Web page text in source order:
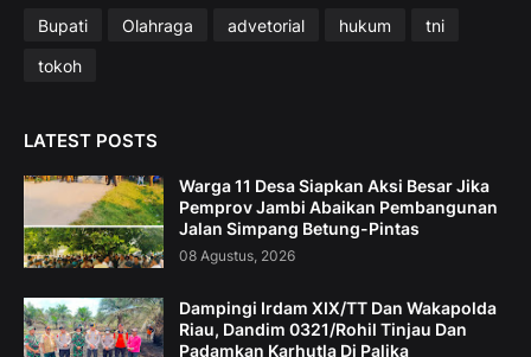
Bupati Olahraga advetorial hukum
tni
tokoh
LATEST POSTS
Warga 11 Desa Siapkan Aksi Besar Jika
Pemprov Jambi Abaikan Pembangunan
Jalan Simpang Betung-Pintas
08 Agustus, 2026
Dampingi Irdam XIX/TT Dan Wakapolda
Riau, Dandim 0321/Rohil Tinjau Dan
Padamkan Karhutla Di Palika